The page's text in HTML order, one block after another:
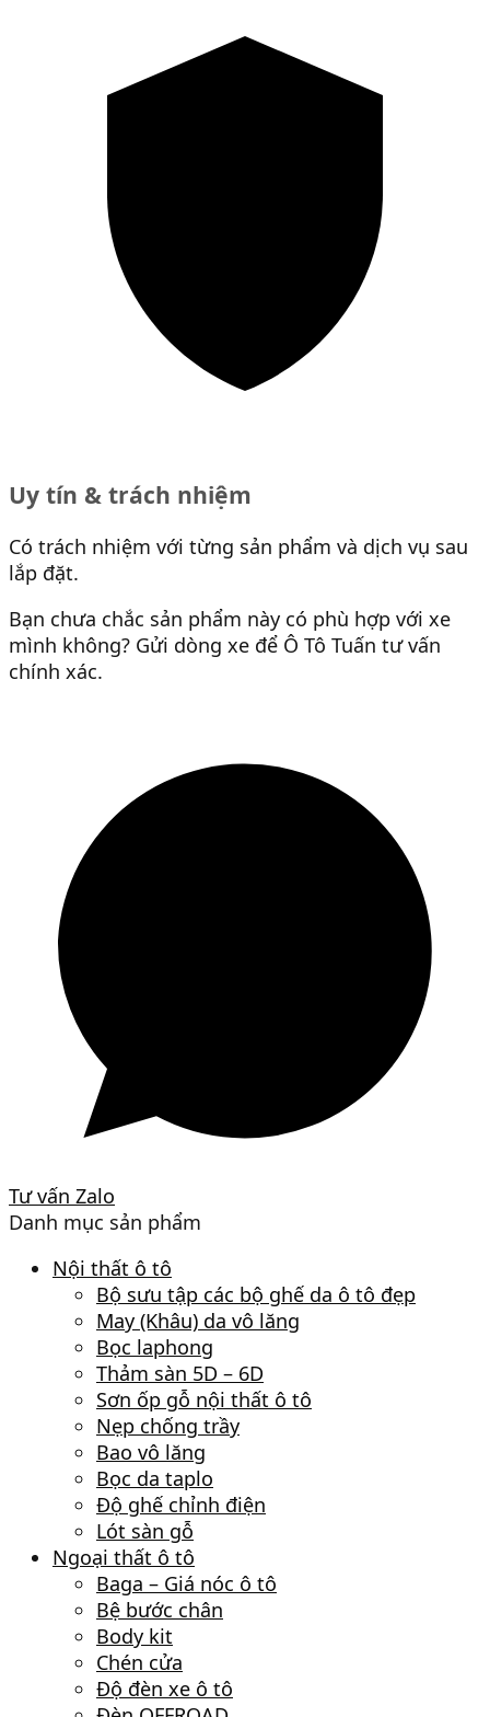
Uy tín & trách nhiệm
Có trách nhiệm với từng sản phẩm và dịch vụ sau
lắp đặt.
Bạn chưa chắc sản phẩm này có phù hợp với xe
mình không? Gửi dòng xe để Ô Tô Tuấn tư vấn
chính xác.
Tư vấn Zalo
Danh mục sản phẩm
Nội thất ô tô
Bộ sưu tập các bộ ghế da ô tô đẹp
May (Khâu) da vô lăng
Bọc laphong
Thảm sàn 5D – 6D
Sơn ốp gỗ nội thất ô tô
Nẹp chống trầy
Bao vô lăng
Bọc da taplo
Độ ghế chỉnh điện
Lót sàn gỗ
Ngoại thất ô tô
Baga – Giá nóc ô tô
Bệ bước chân
Body kit
Chén cửa
Độ đèn xe ô tô